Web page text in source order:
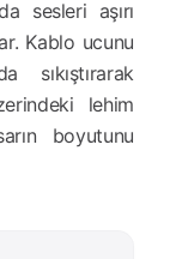
sesleri aşırı
Kablo ucunu
lehim
boyutunu